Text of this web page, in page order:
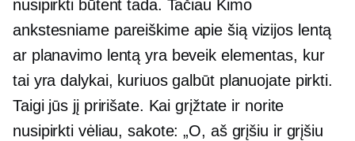
nusipirkti būtent tada. Tačiau Kimo
ankstesniame pareiškime apie šią vizijos lentą
ar planavimo lentą yra beveik elementas, kur
tai yra dalykai, kuriuos galbūt planuojate pirkti.
Taigi jūs jį pririšate. Kai grįžtate ir norite
nusipirkti vėliau, sakote: „O, aš grįšiu ir grįšiu